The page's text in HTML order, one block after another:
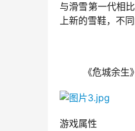
与滑雪第一代相
上新的雪鞋，不
《危城余生》
游戏属性